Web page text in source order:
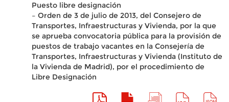
Puesto libre designación
– Orden de 3 de julio de 2013, del Consejero de
Transportes, Infraestructuras y Vivienda, por la que
se aprueba convocatoria pública para la provisión de
puestos de trabajo vacantes en la Consejería de
Transportes, Infraestructuras y Vivienda (Instituto de
la Vivienda de Madrid), por el procedimiento de
Libre Designación